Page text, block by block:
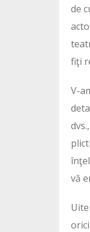
de
fiţi
V-
vă